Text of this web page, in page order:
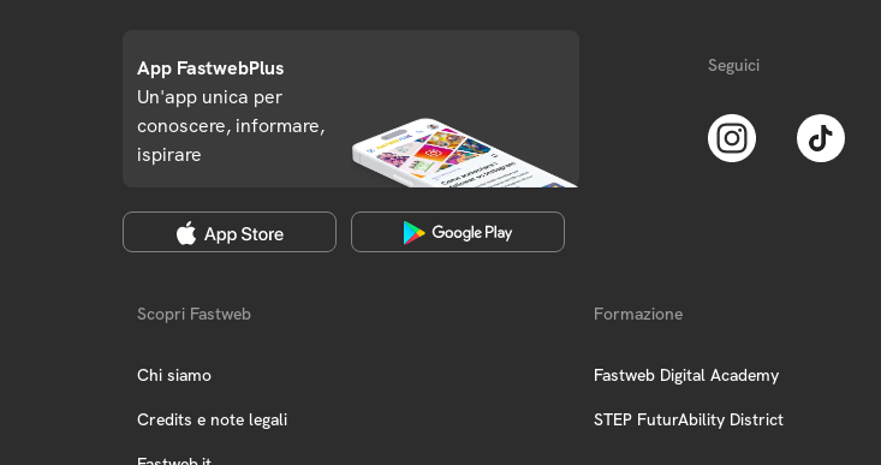
App FastwebPlus
Un'app unica per
conoscere, informare,
ispirare
Seguici
Scopri Fastweb
Chi siamo
Credits e note legali
Formazione
Fastweb Digital Academy
STEP FuturAbility District